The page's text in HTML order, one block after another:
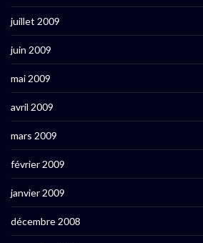
juillet 2009
juin 2009
mai 2009
avril 2009
mars 2009
février 2009
janvier 2009
décembre 2008